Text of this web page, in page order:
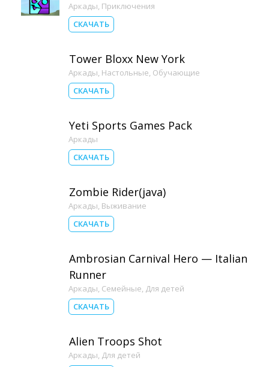
Аркады, Приключения
СКАЧАТЬ
Tower Bloxx New York
Аркады, Настольные, Обучающие
СКАЧАТЬ
Yeti Sports Games Pack
Аркады
СКАЧАТЬ
Zombie Rider(java)
Аркады, Выживание
СКАЧАТЬ
Ambrosian Carnival Hero — Italian
Runner
Аркады, Семейные, Для детей
СКАЧАТЬ
Alien Troops Shot
Аркады, Для детей